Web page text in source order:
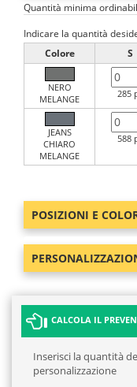
Quantità minima
Indicare la quantità
Colore
S
NERO
MELANGE
285
JEANS
CHIARO
MELANGE
588
POSIZIONI E
CALCOLA IL
Inserisci la quantità
personalizzazione